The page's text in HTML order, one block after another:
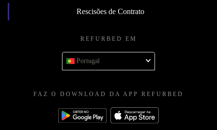
Rescisões de Contrato
REFURBED EM
Portugal
FAZ O DOWNLOAD DA APP REFURBED